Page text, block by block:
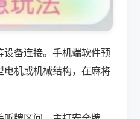
备连接。手机端软件预
机或机械结构，在麻将